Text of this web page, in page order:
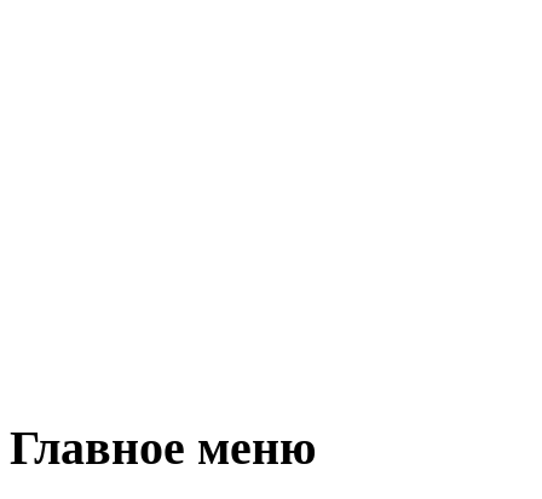
Главное меню